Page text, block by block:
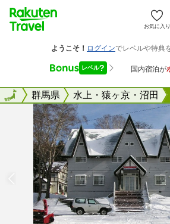
お気に入り
全国群馬県 水上・猿ヶ京・沼田
全国